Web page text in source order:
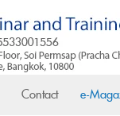
Contact e-